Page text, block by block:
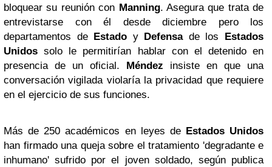
bloquear su reunión con Manning. Asegura que trata de
entrevistarse con él desde diciembre pero los
departamentos de
Estado y Defensade los
Estados
Unidos solo le permitirían hablar con el detenido en
presencia de un oficial.
Méndez insiste en que una
conversación vigilada violaría la privacidad que requiere
en el ejercicio de sus funciones.
Más de 250 académicos en leyes de Estados Unidos
han firmado una queja sobre el tratamiento 'degradante e
inhumano' sufrido por el joven soldado, según publica